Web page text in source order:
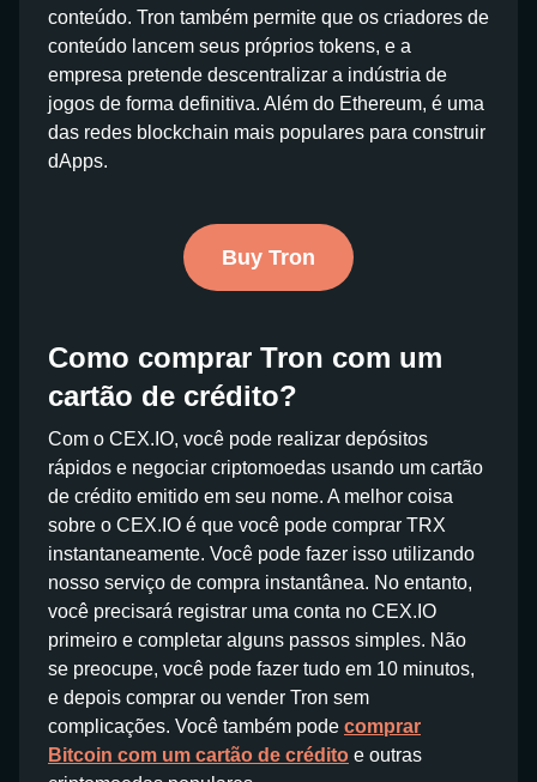
conteúdo. Tron também permite que os criadores de
conteúdo lancem seus próprios tokens, e a
empresa pretende descentralizar a indústria de
jogos de forma definitiva. Além do Ethereum, é uma
das redes blockchain mais populares para construir
dApps.
Buy Tron
Como comprar Tron com um
cartão de crédito?
Com o CEX.IO, você pode realizar depósitos
rápidos e negociar criptomoedas usando um cartão
de crédito emitido em seu nome. A melhor coisa
sobre o CEX.IO é que você pode comprar TRX
instantaneamente. Você pode fazer isso utilizando
nosso serviço de compra instantânea. No entanto,
você precisará registrar uma conta no CEX.IO
primeiro e completar alguns passos simples. Não
se preocupe, você pode fazer tudo em 10 minutos,
e depois comprar ou vender Tron sem
complicações. Você também pode comprar
Bitcoin com um cartão de crédito e outras